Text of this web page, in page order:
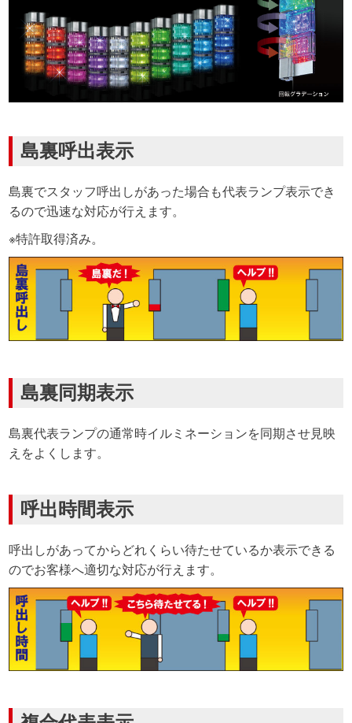
島裏呼出表示
島裏でスタッフ呼出しがあった場合も代表ランプ表示でき
るので迅速な対応が行えます。
※特許取得済み。
島裏同期表示
島裏代表ランプの通常時イルミネーションを同期させ見映
えをよくします。
呼出時間表示
呼出しがあってからどれくらい待たせているか表示できる
のでお客様へ適切な対応が行えます。